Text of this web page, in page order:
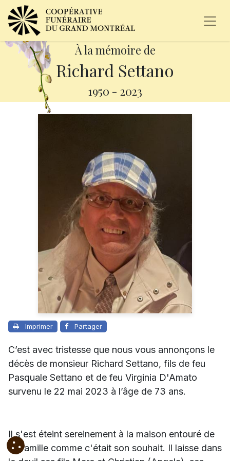
À la mémoire de
Richard Settano
1950 - 2023
Imprimer Partager
C’est avec tristesse que nous vous annonçons le
décès de monsieur Richard Settano, fils de feu
Pasquale Settano et de feu Virginia D'Amato
survenu le 22 mai 2023 à l’âge de 73 ans.
Il s'est éteint sereinement à la maison entouré de
sa famille comme c'était son souhait. Il laisse dans